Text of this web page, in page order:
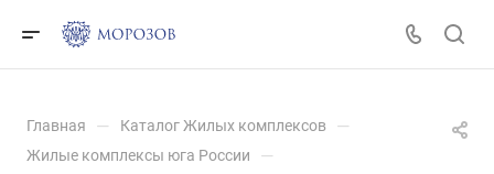
Главная — Каталог Жилых комплексов —
Жилые комплексы юга России —